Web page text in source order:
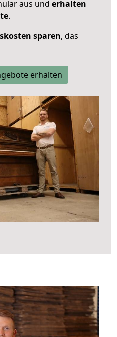
aus und erhalten
.
sparen, das
erhalten